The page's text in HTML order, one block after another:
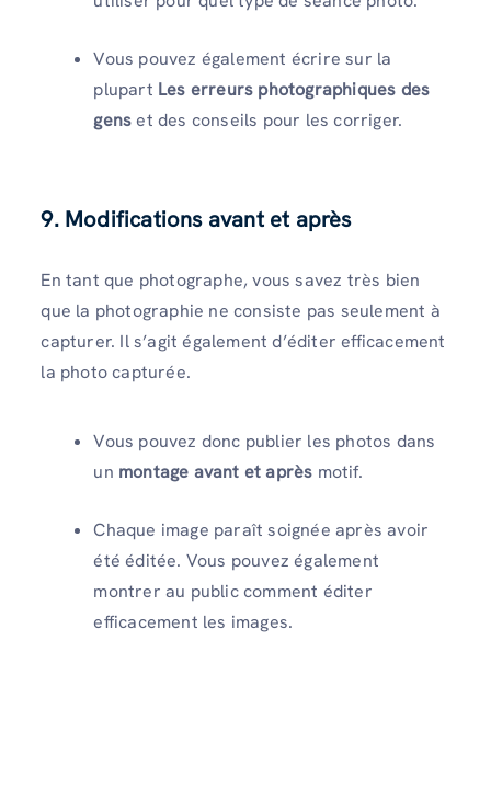
Vous pouvez également écrire sur la
plupart Les erreurs photographiques des
genset des conseils pour les corriger.
9. Modifications avant et après
En tant que photographe, vous savez très bien
que la photographie ne consiste pas seulement à
capturer. Il s’agit également d’éditer efficacement
la photo capturée.
Vous pouvez donc publier les photos dans
un montage avant et après motif.
Chaque image paraît soignée après avoir
été éditée. Vous pouvez également
montrer au public comment éditer
efficacement les images.